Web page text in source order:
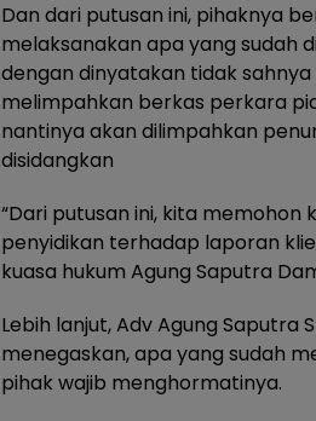
Dan dari putusan ini, pihaknya
melaksanakan apa yang sudah
dengan dinyatakan tidak
melimpahkan berkas perkara
nantinya akan dilimpahkan
disidangkan
“Dari putusan ini, kita memohon
penyidikan terhadap laporan
kuasa hukum Agung Saputra
Lebih lanjut, Adv Agung Saputra
menegaskan, apa yang sudah
pihak wajib menghormatinya.